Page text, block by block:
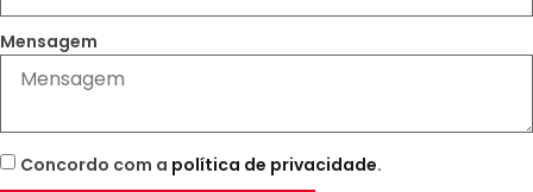
Mensagem
Concordo com a política de privacidade.